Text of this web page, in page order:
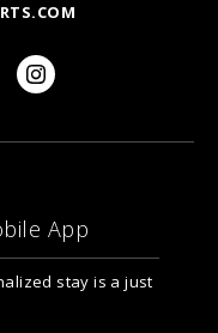
App
stay is a just